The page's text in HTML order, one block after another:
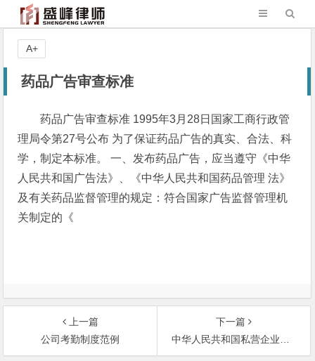
药品广告审查标准
药品广告审查标准 1995年3月28日国家工商行政管
理局令第27号公布 为了保证药品广告的真实、合法、科
学，制定本标准。 一、发布药品广告，应当遵守《中华
人民共和国广告法》、《中华人民共和国药品管理 法》
及有关药品监督管理的规定：符合国家广告监督管理机
关制定的《
A+
上一篇
公司考勤制度范例
下一篇
中华人民共和国私营企业暂行条例